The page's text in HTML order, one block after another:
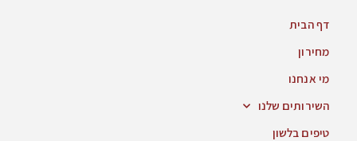
דף הבית
מחירון
מי אנחנו
השירותים שלנו
טיפים בלשון